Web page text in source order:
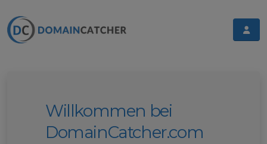
Willkommen bei
DomainCatcher.com